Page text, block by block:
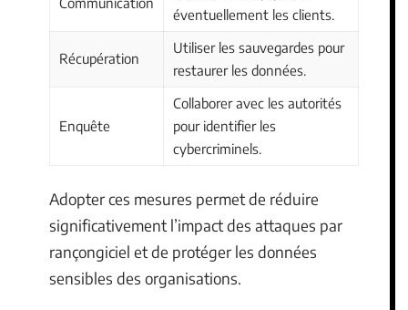
éventuellement les clients.
Récupération
Utiliser les sauvegardes pour
restaurer les données.
Enquête
Collaborer avec les autorités
pour identifier les
cybercriminels.
Adopter ces mesures permet de réduire
significativement l’impact des attaques par
rançongiciel et de protéger les données
sensibles des organisations.